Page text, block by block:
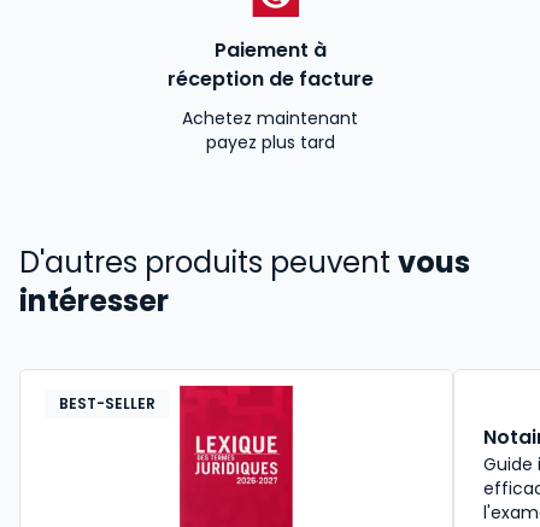
Paiement à
réception de facture
Achetez maintenant
payez plus tard
D'autres produits peuvent vous
intéresser
BEST-SELLER
Guide